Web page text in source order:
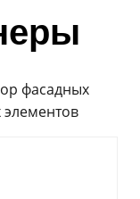
фасадных